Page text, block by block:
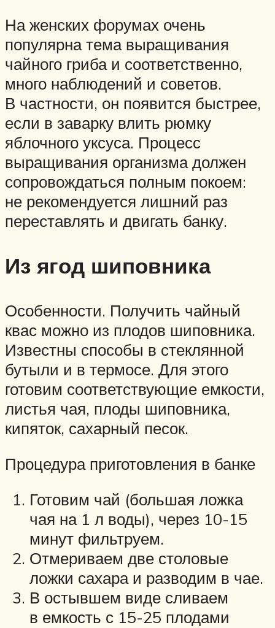
На женских форумах очень
популярна тема выращивания
чайного гриба и соответственно,
много наблюдений и советов.
В частности, он появится быстрее,
если в заварку влить рюмку
яблочного уксуса. Процесс
выращивания организма должен
сопровождаться полным покоем:
не рекомендуется лишний раз
переставлять и двигать банку.
Из ягод шиповника
Особенности. Получить чайный
квас можно из плодов шиповника.
Известны способы в стеклянной
бутыли и в термосе. Для этого
готовим соответствующие емкости,
листья чая, плоды шиповника,
кипяток, сахарный песок.
Процедура приготовления в банке
Готовим чай (большая ложка
чая на 1 л воды), через 10-15
минут фильтруем.
Отмериваем две столовые
ложки сахара и разводим в чае.
В остывшем виде сливаем
в емкость с 15-25 плодами